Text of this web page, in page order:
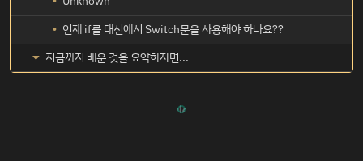
언제 if를 대신에서 Switch문을 사용해야 하나요??
지금까지 배운 것을 요약하자면...